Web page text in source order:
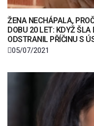
ŽENA NECHÁPALA,
DOBU 20 LET: KDYŽ
ODSTRANIL PŘÍČINU S
05/07/2021